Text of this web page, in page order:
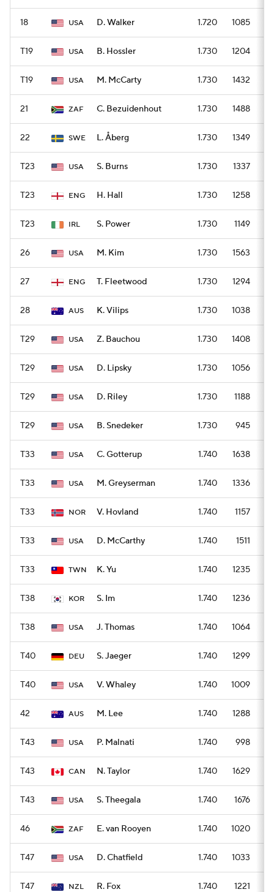
18 USA D. Walker 1.720 1085
T19 USA B. Hossler 1.730 1204
T19 USA M. McCarty 1.730 1432
21 ZAF C. Bezuidenhout 1.730 1488
22 SWE L. Åberg 1.730 1349
T23 USA S. Burns 1.730 1337
T23 ENG H. Hall 1.730 1258
T23 IRL S. Power 1.730 1149
26 USA M. Kim 1.730 1563
27 ENG T. Fleetwood 1.730 1294
28 AUS K. Vilips 1.730 1038
T29 USA Z. Bauchou 1.730 1408
T29 USA D. Lipsky 1.730 1056
T29 USA D. Riley 1.730 1188
T29 USA B. Snedeker 1.730 945
T33 USA C. Gotterup 1.740 1638
T33 USA M. Greyserman 1.740 1336
T33 NOR V. Hovland 1.740 1157
T33 USA D. McCarthy 1.740 1511
T33 TWN K. Yu 1.740 1235
T38 KOR S. Im 1.740 1236
T38 USA J. Thomas 1.740 1064
T40 DEU S. Jaeger 1.740 1299
T40 USA V. Whaley 1.740 1009
42 AUS M. Lee 1.740 1288
T43 USA P. Malnati 1.740 998
T43 CAN N. Taylor 1.740 1629
T43 USA S. Theegala 1.740 1676
46 ZAF E. van Rooyen 1.740 1020
T47 USA D. Chatfield 1.740 1033
T47 NZL R. Fox 1.740 1221